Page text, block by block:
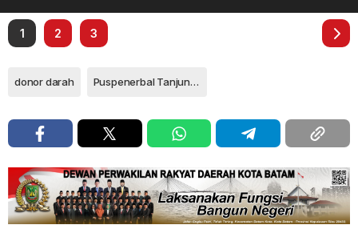
1 2 3
donor darah Puspenerbal Tanjungpinang